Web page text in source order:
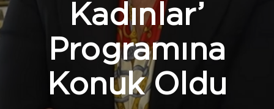
Kadınlar’
Programına
Konuk Oldu